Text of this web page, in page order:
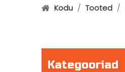
Kodu / Tooted /
Kategooriad